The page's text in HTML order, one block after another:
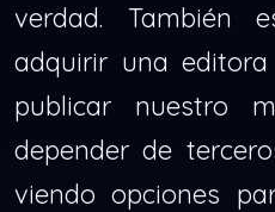
verdad. También
adquirir una
publicar nuestro
depender de
viendo opciones